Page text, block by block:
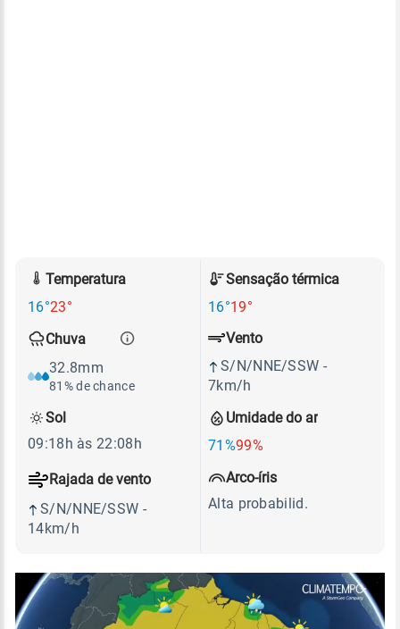
Temperatura
16°23°
Sensação térmica
16°19°
Chuva
32.8mm
81% de chance
Umidade do ar
71%99%
Vento
S/N/NNE/SSW -
7km/h
Rajada de vento
S/N/NNE/SSW -
14km/h
Sol
09:18h às 22:08h
Arco-íris
Alta probabilid.